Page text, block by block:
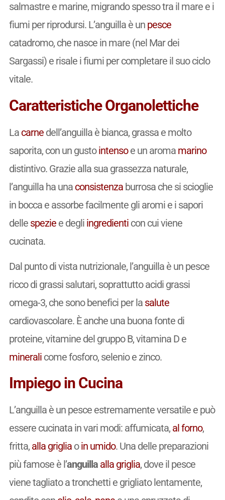
salmastre e marine, migrando spesso tra il mare e i
fiumi per riprodursi. L’anguilla è un pesce
catadromo, che nasce in mare (nel Mar dei
Sargassi) e risale i fiumi per completare il suo ciclo
vitale.
Caratteristiche Organolettiche
La carnedell’anguilla è bianca, grassa e molto
saporita, con un gustointensoe un aroma marino
distintivo. Grazie alla sua grassezza naturale,
l’anguilla ha una consistenzaburrosa che si scioglie
in bocca e assorbe facilmente gli aromi e i sapori
delle speziee degli ingredienticon cui viene
cucinata.
Dal punto di vista nutrizionale, l’anguilla è un pesce
ricco di grassi salutari, soprattutto acidi grassi
omega-3, che sono benefici per la salute
cardiovascolare. È anche una buona fonte di
proteine, vitamine del gruppo B, vitamina D e
mineralicome fosforo, selenio e zinco.
Impiego in Cucina
L’anguilla è un pesce estremamente versatile e può
essere cucinata in vari modi: affumicata, al forno,
fritta, alla grigliaoin umido. Una delle preparazioni
più famose è l’anguilla alla griglia, dove il pesce
viene tagliato a tronchetti e grigliato lentamente,